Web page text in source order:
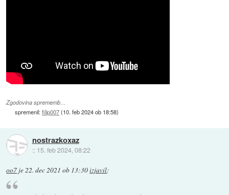
Zgodovina sprememb…
spremenil:filip007(10. feb 2024 ob 18:58)
nostrazkoxaz
:: 15. feb 2024, 08:22
oo7 je22. dec 2021 ob 13:30izjavil: